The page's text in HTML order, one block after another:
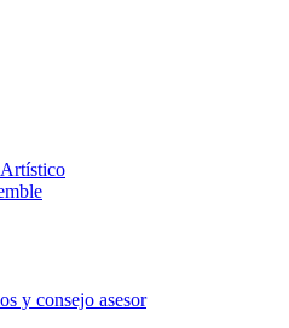
y consejo asesor